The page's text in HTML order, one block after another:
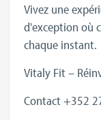
Vivez une
d'exception où
chaque instant.
Vitaly Fit –
Contact +352